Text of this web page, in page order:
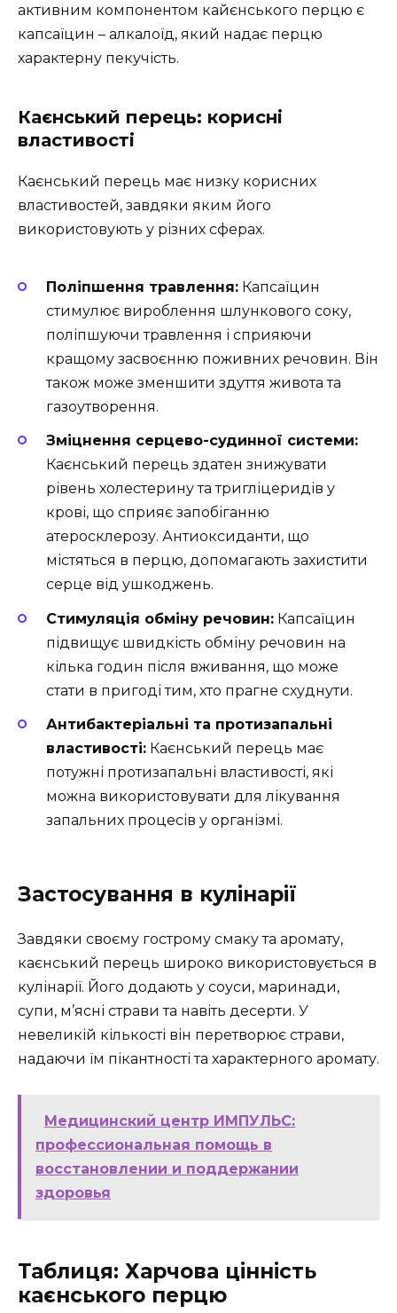
активним компонентом кайєнського перцю є
капсаїцин – алкалоїд, який надає перцю
характерну пекучість.
Каєнський перець: корисні
властивості
Каєнський перець має низку корисних
властивостей, завдяки яким його
використовують у різних сферах.
Поліпшення травлення: Капсаїцин
стимулює вироблення шлункового соку,
поліпшуючи травлення і сприяючи
кращому засвоєнню поживних речовин. Він
також може зменшити здуття живота та
газоутворення.
Зміцнення серцево-судинної системи:
Каєнський перець здатен знижувати
рівень холестерину та тригліцеридів у
крові, що сприяє запобіганню
атеросклерозу. Антиоксиданти, що
містяться в перцю, допомагають захистити
серце від ушкоджень.
Стимуляція обміну речовин: Капсаїцин
підвищує швидкість обміну речовин на
кілька годин після вживання, що може
стати в пригоді тим, хто прагне схуднути.
Антибактеріальні та протизапальні
властивості: Каєнський перець має
потужні протизапальні властивості, які
можна використовувати для лікування
запальних процесів у організмі.
Застосування в кулінарії
Завдяки своєму гострому смаку та аромату,
каєнський перець широко використовується в
кулінарії. Його додають у соуси, маринади,
супи, м’ясні страви та навіть десерти. У
невеликій кількості він перетворює страви,
надаючи їм пікантності та характерного аромату.
Медицинский центр ИМПУЛЬС:
профессиональная помощь в
восстановлении и поддержании
здоровья
Таблиця: Харчова цінність
каєнського перцю